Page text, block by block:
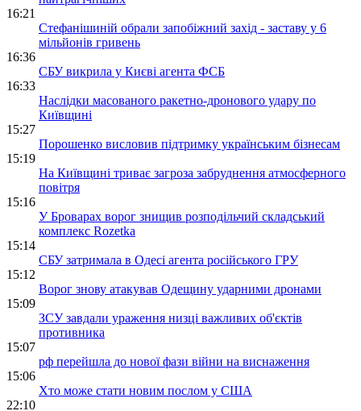
16:21
Стефанішиній обрали запобіжний захід - заставу у 6
мільйонів гривень
16:36
СБУ викрила у Києві агента ФСБ
16:33
Наслідки масованого ракетно-дронового удару по
Київщині
15:27
Порошенко висловив підтримку українським бізнесам
15:19
На Київщині триває загроза забруднення атмосферного
повітря
15:16
У Броварах ворог знищив розподільчий складський
комплекс Rozetka
15:14
СБУ затримала в Одесі агента російського ГРУ
15:12
Ворог знову атакував Одещину ударними дронами
15:09
ЗСУ завдали ураження низці важливих об'єктів
противника
15:07
рф перейшла до нової фази війни на виснаження
15:06
Хто може стати новим послом у США
22:10